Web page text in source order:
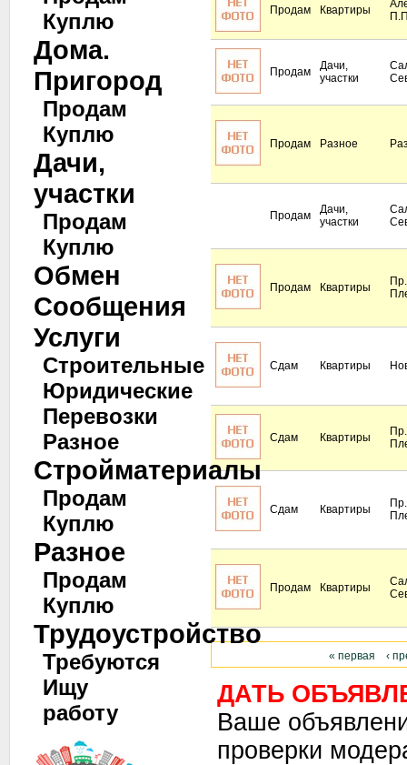
Куплю
Дома.
Пригород
Продам
Куплю
Дачи,
участки
Продам
Куплю
Обмен
Сообщения
Услуги
Строительные
Юридические
Перевозки
Разное
Стройматериалы
Продам
Куплю
Разное
Продам
Куплю
Трудоустройство
Требуются
Ищу
работу
Продам Квартиры
Продам
Дачи,
участки
Продам Разное
Продам
Дачи,
участки
Продам Квартиры
Сдам Квартиры
Сдам Квартиры
Сдам Квартиры
Продам Квартиры
« первая ‹
ДАТЬ
Ваше
проверки